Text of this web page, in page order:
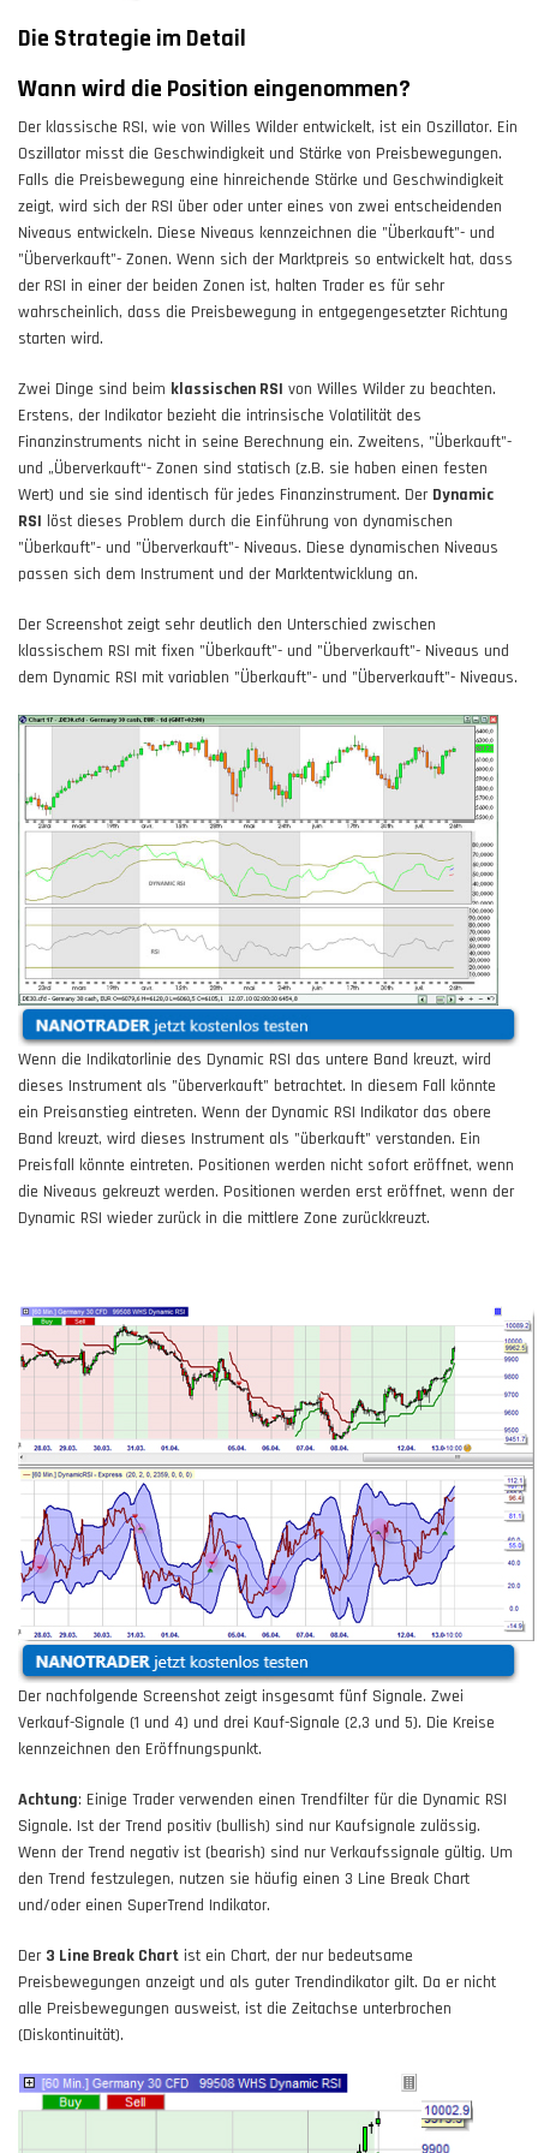
Die Strategie im Detail
Wann wird die Position eingenommen?
Der klassische RSI, wie von Willes Wilder entwickelt, ist ein Oszillator. Ein
Oszillator misst die Geschwindigkeit und Stärke von Preisbewegungen.
Falls die Preisbewegung eine hinreichende Stärke und Geschwindigkeit
zeigt, wird sich der RSI über oder unter eines von zwei entscheidenden
Niveaus entwickeln. Diese Niveaus kennzeichnen die "Überkauft"- und
"Überverkauft"- Zonen. Wenn sich der Marktpreis so entwickelt hat, dass
der RSI in einer der beiden Zonen ist, halten Trader es für sehr
wahrscheinlich, dass die Preisbewegung in entgegengesetzter Richtung
starten wird.
Zwei Dinge sind beim klassischen RSI von Willes Wilder zu beachten.
Erstens, der Indikator bezieht die intrinsische Volatilität des
Finanzinstruments nicht in seine Berechnung ein. Zweitens, "Überkauft"-
und „Überverkauft“- Zonen sind statisch (z.B. sie haben einen festen
Wert) und sie sind identisch für jedes Finanzinstrument. Der Dynamic
RSI löst dieses Problem durch die Einführung von dynamischen
"Überkauft"- und "Überverkauft"- Niveaus. Diese dynamischen Niveaus
passen sich dem Instrument und der Marktentwicklung an.
Der Screenshot zeigt sehr deutlich den Unterschied zwischen
klassischem RSI mit fixen "Überkauft"- und "Überverkauft"- Niveaus und
dem Dynamic RSI mit variablen "Überkauft"- und "Überverkauft"- Niveaus.
Wenn die Indikatorlinie des Dynamic RSI das untere Band kreuzt, wird
dieses Instrument als "überverkauft" betrachtet. In diesem Fall könnte
ein Preisanstieg eintreten. Wenn der Dynamic RSI Indikator das obere
Band kreuzt, wird dieses Instrument als "überkauft" verstanden. Ein
Preisfall könnte eintreten. Positionen werden nicht sofort eröffnet, wenn
die Niveaus gekreuzt werden. Positionen werden erst eröffnet, wenn der
Dynamic RSI wieder zurück in die mittlere Zone zurückkreuzt.
Der nachfolgende Screenshot zeigt insgesamt fünf Signale. Zwei
Verkauf-Signale (1 und 4) und drei Kauf-Signale (2,3 und 5). Die Kreise
kennzeichnen den Eröffnungspunkt.
Achtung: Einige Trader verwenden einen Trendfilter für die Dynamic RSI
Signale. Ist der Trend positiv (bullish) sind nur Kaufsignale zulässig.
Wenn der Trend negativ ist (bearish) sind nur Verkaufssignale gültig. Um
den Trend festzulegen, nutzen sie häufig einen 3 Line Break Chart
und/oder einen SuperTrend Indikator.
Der 3 Line Break Chart ist ein Chart, der nur bedeutsame
Preisbewegungen anzeigt und als guter Trendindikator gilt. Da er nicht
alle Preisbewegungen ausweist, ist die Zeitachse unterbrochen
(Diskontinuität).